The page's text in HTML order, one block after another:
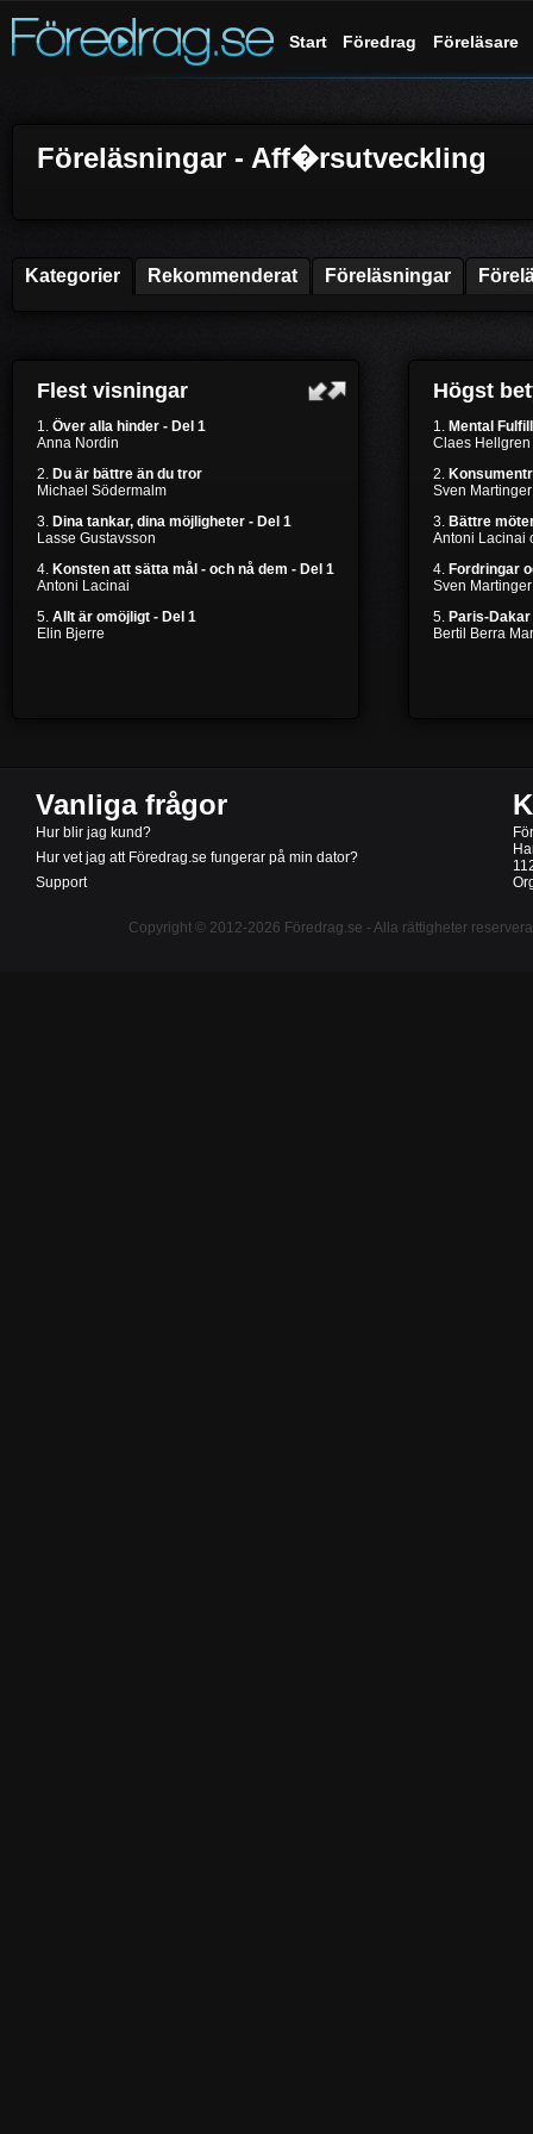
Start Föredrag Föreläsare
Föreläsningar - Aff�rsutveckling
Kategorier Rekommenderat Föreläsningar
Flest visningar
1. Över alla hinder - Del 1
Anna Nordin
2. Du är bättre än du tror
Michael Södermalm
3. Dina tankar, dina möjligheter - Del 1
Lasse Gustavsson
4. Konsten att sätta mål - och nå dem - Del 1
Antoni Lacinai
5. Allt är omöjligt - Del 1
Elin Bjerre
Högst
1. Mental
Claes Hellgren
2.
Sven Martinger
3. Bättre
Antoni Lacinai
4. Fordringar
Sven Martinger
5. Paris-Dakar
Bertil Berra
Vanliga frågor
Hur blir jag kund?
Hur vet jag att Föredrag.se fungerar på min dator?
Support
Copyright © 2012-2026 Föredrag.se - Alla rättigheter